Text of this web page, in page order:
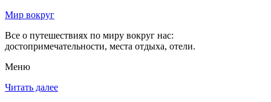
Мир вокруг
Все о путешествиях по миру вокруг нас:
достопримечательности, места отдыха, отели.
Меню
Читать далее